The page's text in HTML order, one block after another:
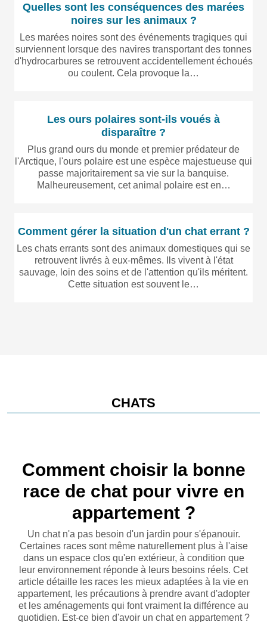
Quelles sont les conséquences des marées
noires sur les animaux ?
Les marées noires sont des événements tragiques qui
surviennent lorsque des navires transportant des tonnes
d'hydrocarbures se retrouvent accidentellement échoués
ou coulent. Cela provoque la…
Les ours polaires sont-ils voués à
disparaître ?
Plus grand ours du monde et premier prédateur de
l'Arctique, l'ours polaire est une espèce majestueuse qui
passe majoritairement sa vie sur la banquise.
Malheureusement, cet animal polaire est en…
Comment gérer la situation d'un chat errant ?
Les chats errants sont des animaux domestiques qui se
retrouvent livrés à eux-mêmes. Ils vivent à l'état
sauvage, loin des soins et de l'attention qu'ils méritent.
Cette situation est souvent le…
CHATS
Comment choisir la bonne
race de chat pour vivre en
appartement ?
Un chat n'a pas besoin d'un jardin pour s'épanouir.
Certaines races sont même naturellement plus à l'aise
dans un espace clos qu'en extérieur, à condition que
leur environnement réponde à leurs besoins réels. Cet
article détaille les races les mieux adaptées à la vie en
appartement, les précautions à prendre avant d'adopter
et les aménagements qui font vraiment la différence au
quotidien. Est-ce bien d'avoir un chat en appartement ?